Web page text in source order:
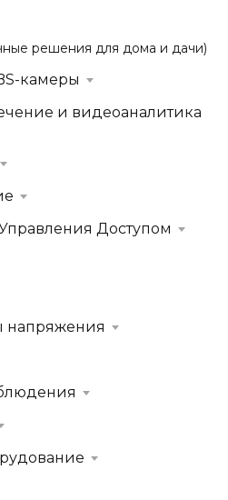
решения для дома и дачи)
камеры
и видеоаналитика
Доступом
напряжения